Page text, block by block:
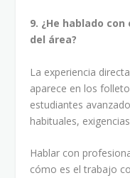
9. ¿He hablado
del área?
La experiencia
aparece en los
estudiantes
habituales,
Hablar con
cómo es el trabajo